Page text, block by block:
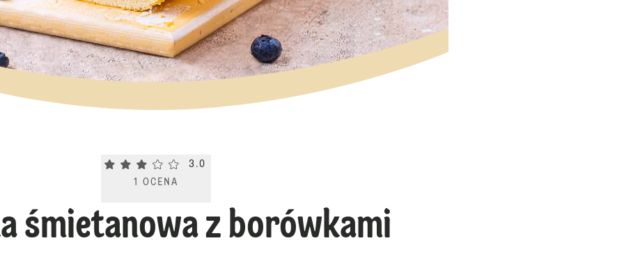
Current rating 3.0. Click to rate.
3.0
1
OCENA
śmietanowa z borówkami